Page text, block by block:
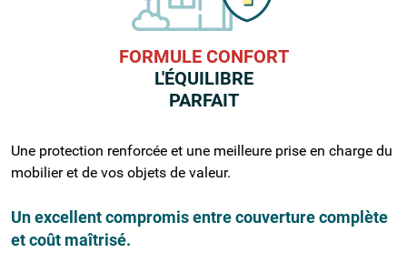
FORMULE CONFORT
L'ÉQUILIBRE
PARFAIT
Une protection renforcée et une meilleure prise en charge du
mobilier et de vos objets de valeur.
Un excellent compromis entre couverture complète
et coût maîtrisé.